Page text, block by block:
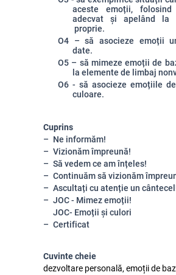
aceste emoții,
adecvat și apelând la
proprie.
O4 – să asocieze emoții
date.
O5 – să mimeze emoții de
la elemente de limbaj
O6 - să asocieze emoțiile
culoare.
Cuprins
Ne informăm!
Vizionăm împreună!
Să vedem ce am înțeles!
Continuăm să vizionăm
Ascultați cu atenție un
JOC - Mimez emoții!
JOC- Emoții și culori
Certificat
Cuvinte cheie
dezvoltare personală, emoții de